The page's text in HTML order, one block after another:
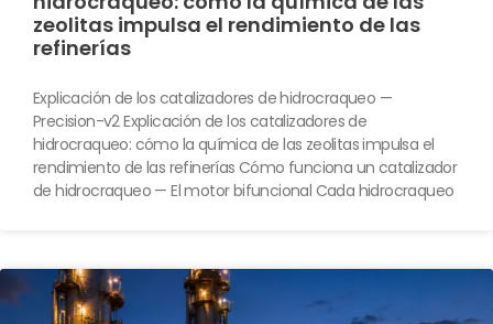
zeolitas impulsa el rendimiento de las
refinerías
Explicación de los catalizadores de hidrocraqueo —
Precision-v2 Explicación de los catalizadores de
hidrocraqueo: cómo la química de las zeolitas impulsa el
rendimiento de las refinerías Cómo funciona un catalizador
de hidrocraqueo — El motor bifuncional Cada hidrocraqueo